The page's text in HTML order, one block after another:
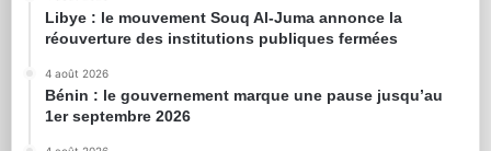
Libye : le mouvement Souq Al-Juma annonce la
réouverture des institutions publiques fermées
4 août 2026
Bénin : le gouvernement marque une pause jusqu’au
1er septembre 2026